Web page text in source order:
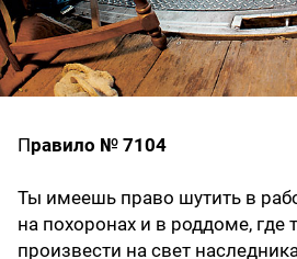
Правило № 7104
Ты имеешь право шутить в
на похоронах и в роддоме, где
произвести на свет